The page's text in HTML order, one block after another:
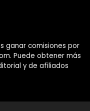
ganar comisiones por
Puede obtener más
y de afiliados